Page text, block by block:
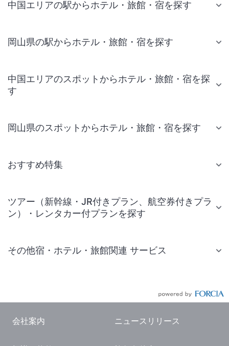
中国エリアの駅からホテル・旅館・宿を探す
岡山県の駅からホテル・旅館・宿を探す
中国エリアのスポットからホテル・旅館・宿を探
す
岡山県のスポットからホテル・旅館・宿を探す
おすすめ特集
ツアー（新幹線・JR付きプラン、航空券付きプラ
ン）・レンタカー付プランを探す
その他宿・ホテル・旅館関連 サービス
会社案内 ニュースリリース